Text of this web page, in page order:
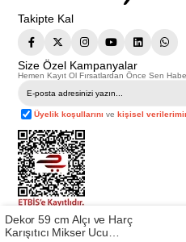
Takipte Kal
Size Özel Kampanyalar
Hemen Kayıt Ol Fırsatlardan Önce Sen
Üyelik koşullarını vekişisel
Telif Hakkı © 2026
Bu web sitesindeki tüm ürünler
Dekor 59 cm Alçı ve Harç
Karışıtıcı Mikser Ucu